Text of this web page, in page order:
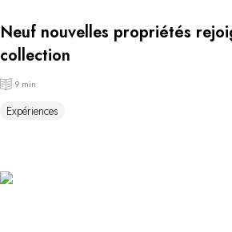
Neuf nouvelles propriétés
collection
9 min
Expériences